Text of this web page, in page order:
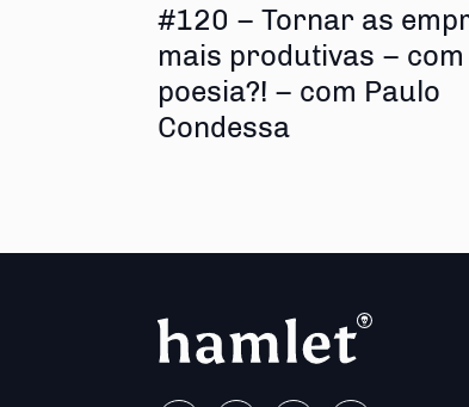
#120 – Tornar as
mais produtivas – com
poesia?! – com Paulo
Condessa